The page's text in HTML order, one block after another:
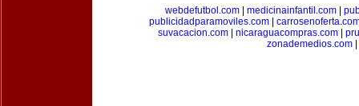
webdefutbol.com
medicinainfantil.com
publicidadparamoviles.com
suvacacion.com| nicaraguacompras.com|
zonademedios.com|